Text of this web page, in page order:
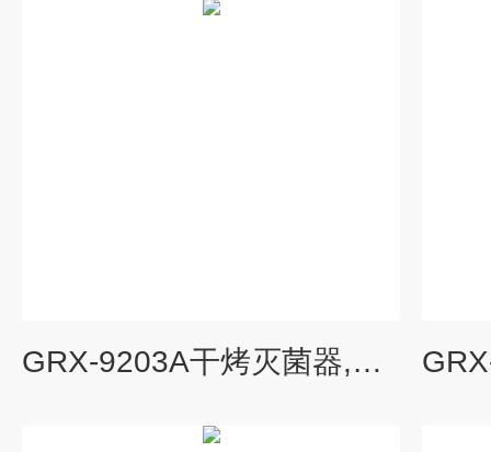
GRX-9203A干烤灭菌器,热空气消毒箱